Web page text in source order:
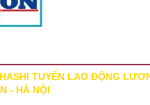
TUYỂN LAO ĐỘNG
- HÀ NỘI